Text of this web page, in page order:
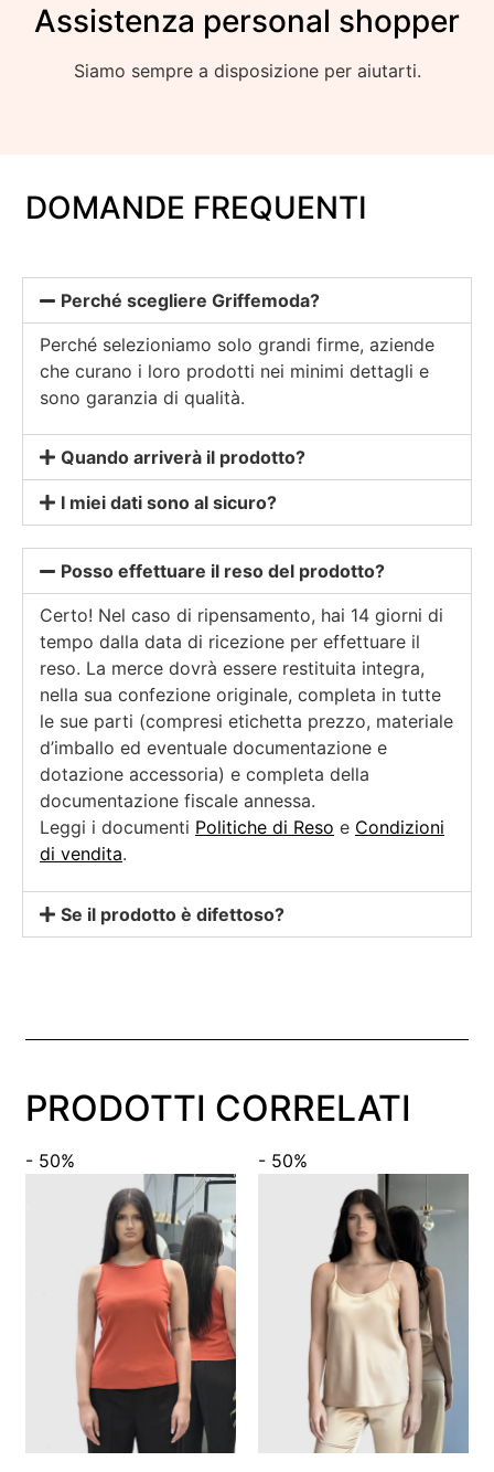
Assistenza personal shopper
Siamo sempre a disposizione per aiutarti.
DOMANDE FREQUENTI
Perché scegliere Griffemoda?
Perché selezioniamo solo grandi firme, aziende
che curano i loro prodotti nei minimi dettagli e
sono garanzia di qualità.
Quando arriverà il prodotto?
I miei dati sono al sicuro?
Posso effettuare il reso del prodotto?
Certo! Nel caso di ripensamento, hai 14 giorni di
tempo dalla data di ricezione per effettuare il
reso. La merce dovrà essere restituita integra,
nella sua confezione originale, completa in tutte
le sue parti (compresi etichetta prezzo, materiale
d’imballo ed eventuale documentazione e
dotazione accessoria) e completa della
documentazione fiscale annessa.
Leggi i documenti Politiche di Reso e Condizioni
di vendita.
Se il prodotto è difettoso?
PRODOTTI CORRELATI
- 50% - 50%